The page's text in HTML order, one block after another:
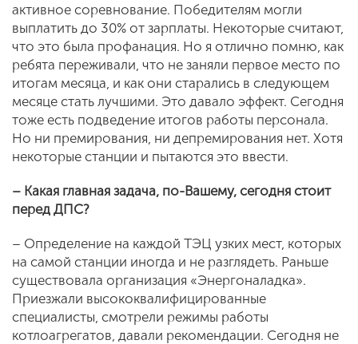
активное соревнование. Победителям могли
выплатить до 30% от зарплаты. Некоторые считают,
что это была профанация. Но я отлично помню, как
ребята переживали, что не заняли первое место по
итогам месяца, и как они старались в следующем
месяце стать лучшими. Это давало эффект. Сегодня
тоже есть подведение итогов работы персонала.
Но ни премирования, ни депремирования нет. Хотя
некоторые станции и пытаются это ввести.
– Какая главная задача, по-Вашему, сегодня стоит
перед ДПС?
– Определение на каждой ТЭЦ узких мест, которых
на самой станции иногда и не разглядеть. Раньше
существовала организация «Энергоналадка».
Приезжали высококвалифицированные
специалисты, смотрели режимы работы
котлоагрегатов, давали рекомендации. Сегодня не